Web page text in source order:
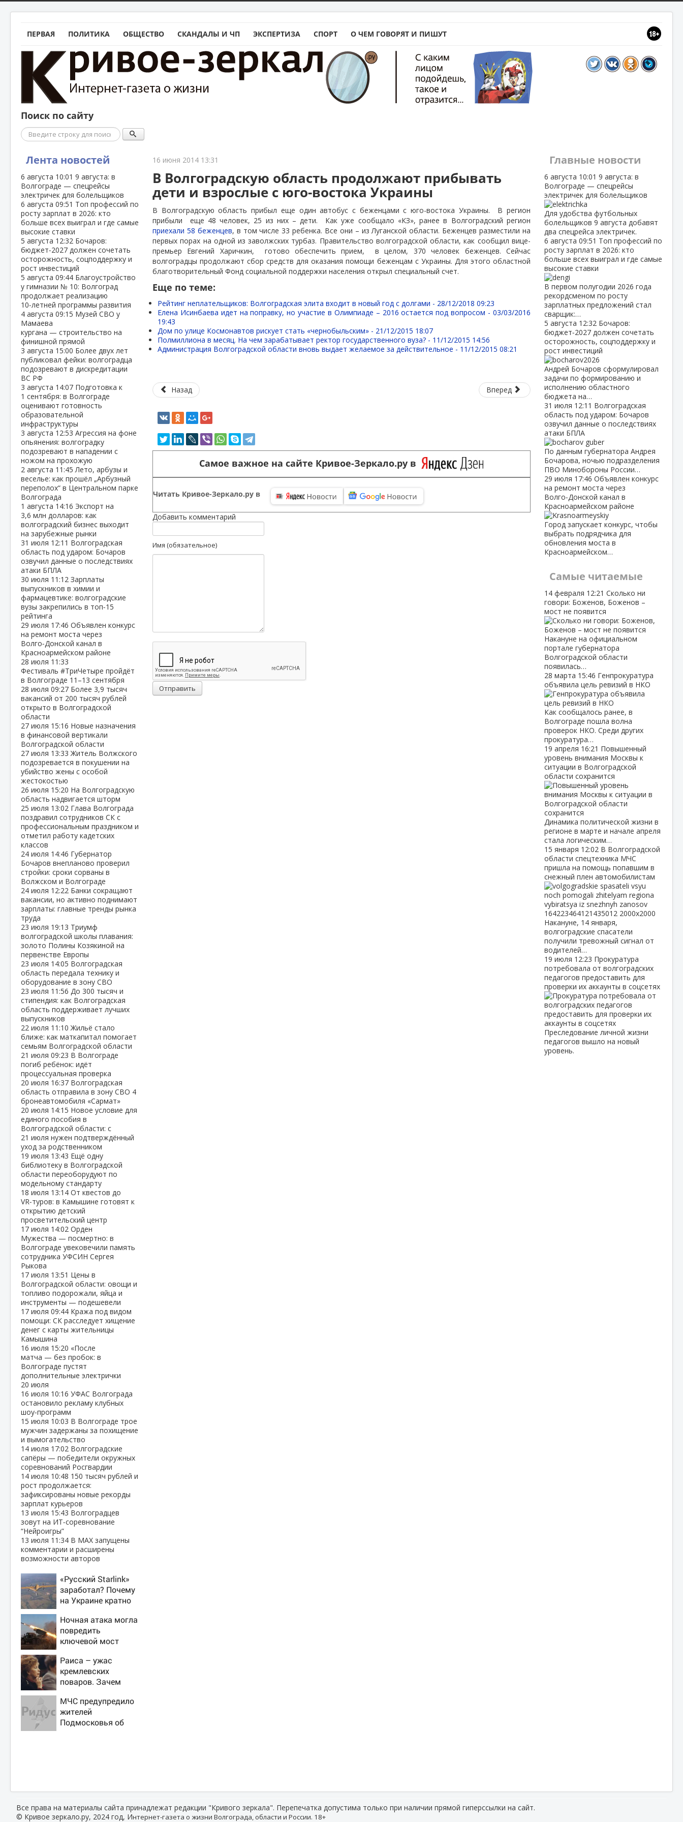
ПЕРВАЯ ПОЛИТИКА ОБЩЕСТВО СКАНДАЛЫ И ЧП ЭКСПЕРТИЗА СПОРТ О ЧЕМ ГОВОРЯТ И ПИШУТ
Поиск по сайту
Поиск
Лента новостей
6 августа 10:01 9 августа: в
Волгограде — спецрейсы
электричек для болельщиков
6 августа 09:51 Топ профессий по
росту зарплат в 2026: кто
больше всех выиграл и где самые
высокие ставки
5 августа 12:32 Бочаров:
бюджет‑2027 должен сочетать
осторожность, соцподдержку и
рост инвестиций
5 августа 09:44 Благоустройство
у гимназии № 10: Волгоград
продолжает реализацию
10‑летней программы развития
4 августа 09:15 Музей СВО у
Мамаева
кургана — строительство на
финишной прямой
3 августа 15:00 Более двух лет
публиковал фейки: волгоградца
подозревают в дискредитации
ВС РФ
3 августа 14:07 Подготовка к
1 сентября: в Волгограде
оценивают готовность
образовательной
инфраструктуры
3 августа 12:53 Агрессия на фоне
опьянения: волгоградку
подозревают в нападении с
ножом на прохожую
2 августа 11:45Лето, арбузы и
веселье: как прошёл „Арбузный
переполох“ в Центральном парке
Волгограда
1 августа 14:16 Экспорт на
3,6 млн долларов: как
волгоградский бизнес выходит
на зарубежные рынки
31 июля 12:11 Волгоградская
область под ударом: Бочаров
озвучил данные о последствиях
атаки БПЛА
30 июля 11:12 Зарплаты
выпускников в химии и
фармацевтике: волгоградские
вузы закрепились в топ‑15
рейтинга
29 июля 17:46 Объявлен конкурс
на ремонт моста через
Волго‑Донской канал в
Красноармейском районе
28 июля 11:33
Фестиваль #ТриЧетыре пройдёт
в Волгограде 11–13 сентября
28 июля 09:27 Более 3,9 тысяч
вакансий от 200 тысяч рублей
открыто в Волгоградской
области
27 июля 15:16 Новые назначения
в финансовой вертикали
Волгоградской области
27 июля 13:33Житель Волжского
подозревается в покушении на
убийство жены с особой
жестокостью
26 июля 15:20 На Волгоградскую
область надвигается шторм
25 июля 13:02 Глава Волгограда
поздравил сотрудников СК с
профессиональным праздником и
отметил работу кадетских
классов
24 июля 14:46 Губернатор
Бочаров внепланово проверил
стройки: сроки сорваны в
Волжском и Волгограде
24 июля 12:22 Банки сокращают
вакансии, но активно поднимают
зарплаты: главные тренды рынка
труда
23 июля 19:13 Триумф
волгоградской школы плавания:
золото Полины Козякиной на
первенстве Европы
23 июля 14:05 Волгоградская
область передала технику и
оборудование в зону СВО
23 июля 11:56 До 300 тысяч и
стипендия: как Волгоградская
область поддерживает лучших
выпускников
22 июля 11:10Жильё стало
ближе: как маткапитал помогает
семьям Волгоградской области
21 июля 09:23 В Волгограде
погиб ребёнок: идёт
процессуальная проверка
20 июля 16:37 Волгоградская
область отправила в зону СВО 4
бронеавтомобиля «Сармат»
20 июля 14:15 Новое условие для
единого пособия в
Волгоградской области: с
21 июля нужен подтверждённый
уход за родственником
19 июля 13:43 Ещё одну
библиотеку в Волгоградской
области переоборудуют по
модельному стандарту
18 июля 13:14 От квестов до
VR‑туров: в Камышине готовят к
открытию детский
просветительский центр
17 июля 14:02 Орден
Мужества — посмертно: в
Волгограде увековечили память
сотрудника УФСИН Сергея
Рыкова
17 июля 13:51 Цены в
Волгоградской области: овощи и
топливо подорожали, яйца и
инструменты — подешевели
17 июля 09:44 Кража под видом
помощи: СК расследует хищение
денег с карты жительницы
Камышина
16 июля 15:20 «После
матча — без пробок: в
Волгограде пустят
дополнительные электрички
20 июля
16 июля 10:16 УФАС Волгограда
остановило рекламу клубных
шоу‑программ
15 июля 10:03 В Волгограде трое
мужчин задержаны за похищение
и вымогательство
14 июля 17:02 Волгоградские
сапёры — победители окружных
соревнований Росгвардии
14 июля 10:48 150 тысяч рублей и
рост продолжается:
зафиксированы новые рекорды
зарплат курьеров
13 июля 15:43 Волгоградцев
зовут на ИТ‑соревнование
“Нейроигры”
13 июля 11:34 В МАХ запущены
комментарии и расширены
возможности авторов
«Русский Starlink»
заработал? Почему
на Украине кратно
точность попаданий
по объектам ВСУ
Ночная атака могла
повредить
ключевой мост
Одесской области
Раиса – ужас
кремлевских
поваров. Зачем
требовала пять
видов каши каждое
утро?
МЧС предупредило
жителей
Подмосковья об
16 июня 2014 13:31
В Волгоградскую область продолжают прибывать
дети и взрослые с юго-востока Украины
В Волгоградскую область прибыл еще один автобус с беженцами с юго-востока Украины.
В регион
прибыли
еще 48 человек, 25 из них – дети.
Как уже сообщало «КЗ», ранее в Волгоградский регион
приехали 58 беженцев, в том числе 33 ребенка. Все они – из Луганской области. Беженцев разместили на
первых порах на одной из заволжских турбаз. Правительство волгоградской области, как сообщил вице-
премьер Евгений Харичкин,
готово обеспечить прием,
в целом, 370 человек беженцев. Сейчас
волгоградцы продолжают сбор средств для оказания помощи беженцам с Украины. Для этого областной
благотворительный Фонд социальной поддержки населения открыл специальный счет.
Еще по теме:
Рейтинг неплательщиков: Волгоградская элита входит в новый год с долгами - 28/12/2018 09:23
Елена Исинбаева идет на поправку, но участие в Олимпиаде – 2016 остается под вопросом - 03/03/2016
19:43
Дом по улице Космонавтов рискует стать «чернобыльским» - 21/12/2015 18:07
Полмиллиона в месяц. На чем зарабатывает ректор государственного вуза? - 11/12/2015 14:56
Администрация Волгоградской области вновь выдает желаемое за действительное - 11/12/2015 08:21
Назад Вперед
Самое важное на сайте Кривое-Зеркало.ру в
Читать Кривое-Зеркало.ру в
Добавить комментарий
Имя (обязательное)
Отправить
Главные новости
6 августа 10:01 9 августа: в
Волгограде — спецрейсы
электричек для болельщиков
Для удобства футбольных
болельщиков 9 августа добавят
два спецрейса электричек.
6 августа 09:51 Топ профессий по
росту зарплат в 2026: кто
больше всех выиграл и где самые
высокие ставки
В первом полугодии 2026 года
рекордсменом по росту
зарплатных предложений стал
сварщик:…
5 августа 12:32 Бочаров:
бюджет‑2027 должен сочетать
осторожность, соцподдержку и
рост инвестиций
Андрей Бочаров сформулировал
задачи по формированию и
исполнению областного
бюджета на…
31 июля 12:11 Волгоградская
область под ударом: Бочаров
озвучил данные о последствиях
атаки БПЛА
По данным губернатора Андрея
Бочарова, ночью подразделения
ПВО Минобороны России…
29 июля 17:46 Объявлен конкурс
на ремонт моста через
Волго‑Донской канал в
Красноармейском районе
Город запускает конкурс, чтобы
выбрать подрядчика для
обновления моста в
Красноармейском…
Самые читаемые
14 февраля 12:21 Сколько ни
говори: Боженов, Боженов –
мост не появится
Накануне на официальном
портале губернатора
Волгоградской области
появилась…
28 марта 15:46 Генпрокуратура
объявила цель ревизий в НКО
Как сообщалось ранее, в
Волгограде пошла волна
проверок НКО. Среди других
прокуратура…
19 апреля 16:21 Повышенный
уровень внимания Москвы к
ситуации в Волгоградской
области сохранится
Динамика политической жизни в
регионе в марте и начале апреля
стала логическим…
15 января 12:02 В Волгоградской
области спецтехника МЧС
пришла на помощь попавшим в
снежный плен автомобилистам
Накануне, 14 января,
волгоградские спасатели
получили тревожный сигнал от
водителей…
19 июля 12:23 Прокуратура
потребовала от волгоградских
педагогов предоставить для
проверки их аккаунты в соцсетях
Преследование личной жизни
педагогов вышло на новый
уровень.
Все права на материалы сайта принадлежат редакции "Кривого зеркала". Перепечатка допустима только при наличии прямой гиперссылки на сайт.
© Кривое зеркало.ру, 2024 год, Интернет-газета о жизни Волгограда, области и России. 18+